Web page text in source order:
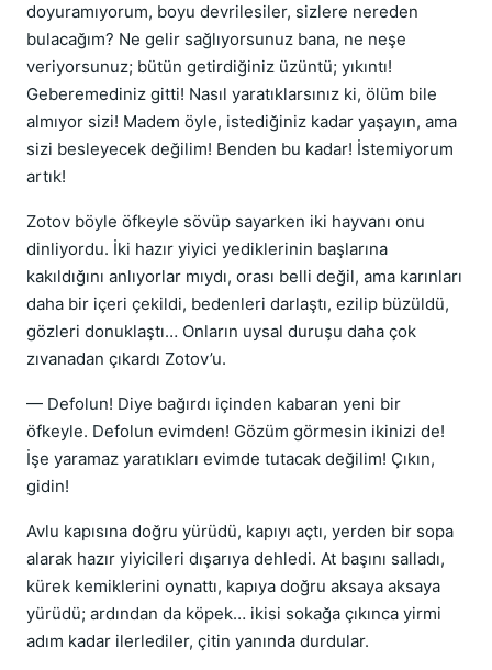
doyuramıyorum, boyu devrilesiler, sizlere nereden
bulacağım? Ne gelir sağlıyorsunuz bana, ne neşe
veriyorsunuz; bütün getirdiğiniz üzüntü; yıkıntı!
Geberemediniz gitti! Nasıl yaratıklarsınız ki, ölüm bile
almıyor sizi! Madem öyle, istediğiniz kadar yaşayın, ama
sizi besleyecek değilim! Benden bu kadar! İstemiyorum
artık!
Zotov böyle öfkeyle sövüp sayarken iki hayvanı onu
dinliyordu. İki hazır yiyici yediklerinin başlarına
kakıldığını anlıyorlar mıydı, orası belli değil, ama karınları
daha bir içeri çekildi, bedenleri darlaştı, ezilip büzüldü,
gözleri donuklaştı… Onların uysal duruşu daha çok
zıvanadan çıkardı Zotov’u.
— Defolun! Diye bağırdı içinden kabaran yeni bir
öfkeyle. Defolun evimden! Gözüm görmesin ikinizi de!
İşe yaramaz yaratıkları evimde tutacak değilim! Çıkın,
gidin!
Avlu kapısına doğru yürüdü, kapıyı açtı, yerden bir sopa
alarak hazır yiyicileri dışarıya dehledi. At başını salladı,
kürek kemiklerini oynattı, kapıya doğru aksaya aksaya
yürüdü; ardından da köpek… ikisi sokağa çıkınca yirmi
adım kadar ilerlediler, çitin yanında durdular.